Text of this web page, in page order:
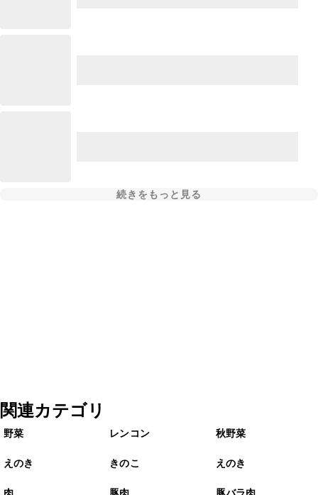
続きをもっと見る
関連カテゴリ
野菜 レンコン 秋野菜
えのき きのこ えのき